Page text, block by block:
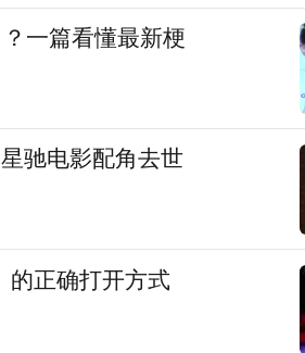
一篇看懂最新梗
驰电影配角去世
的正确打开方式